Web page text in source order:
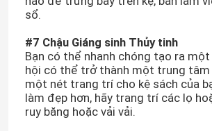
Tham quan nhà máy
Kiểm soát chất lượng
sổ.
#7 Chậu Giáng sinh Thủy tinh
Bạn có thể nhanh chóng tạo ra một
hội có thể trở thành một trung tâm
một nét trang trí cho kệ sách của
làm đẹp hơn, hãy trang trí các lọ
ruy băng hoặc vải vải.